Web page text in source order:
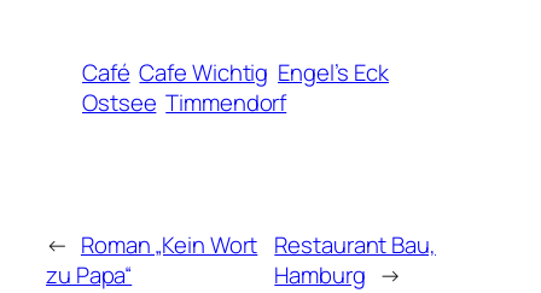
Café Cafe Wichtig Engel’s Eck
Ostsee Timmendorf
← Roman „Kein Wort
zu Papa“
Restaurant Bau,
Hamburg →